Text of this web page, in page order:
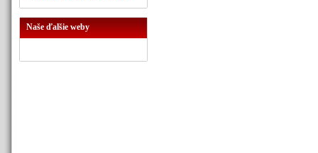
Naše ďalšie weby